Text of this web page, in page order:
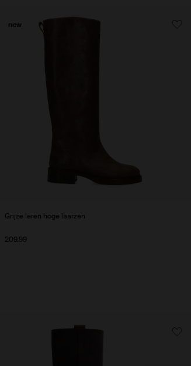
Grijze leren hoge laarzen
209.99
new